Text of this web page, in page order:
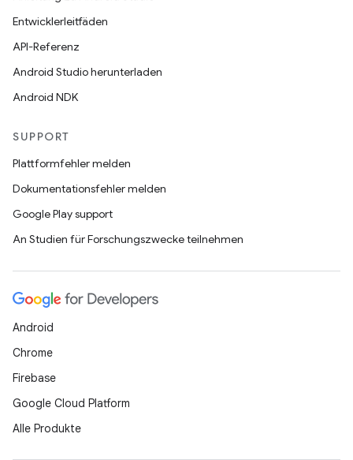
Entwicklerleitfäden
API-Referenz
Android Studio herunterladen
Android NDK
SUPPORT
Plattformfehler melden
Dokumentationsfehler melden
Google Play support
An Studien für Forschungszwecke teilnehmen
Android
Chrome
Firebase
Google Cloud Platform
Alle Produkte